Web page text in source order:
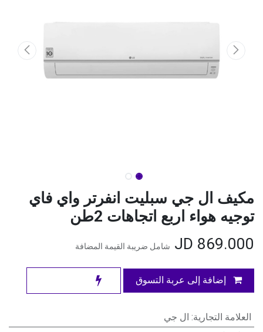
مكيف ال جي سبليت انفرتر واي فاي
توجيه هواء اربع اتجاهات 2طن
869.000
شامل ضريبة القيمة المضافة
إضافة إلى عربة التسوق
العلامة التجارية: ال جي